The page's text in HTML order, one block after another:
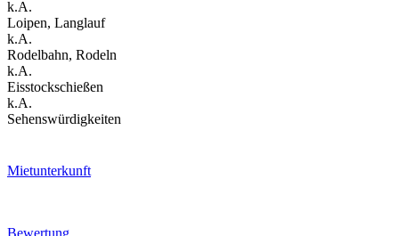
k.A.
Loipen, Langlauf
k.A.
Rodelbahn, Rodeln
k.A.
Eisstockschießen
k.A.
Sehenswürdigkeiten
Mietunterkunft
Bewertung